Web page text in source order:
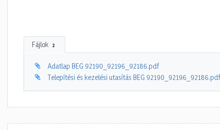
Fájlok 2
Adatlap BEG 92190_92196_92186.pdf
Telepítési és kezelési utasítás BEG 92190_92196_92186.pdf